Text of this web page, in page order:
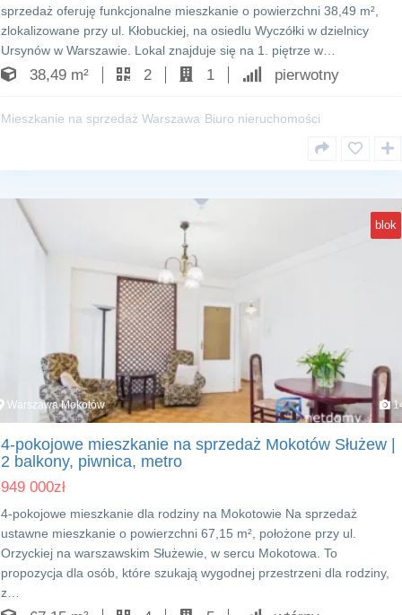
sprzedaż oferuję funkcjonalne mieszkanie o powierzchni 38,49 m²,
zlokalizowane przy ul. Kłobuckiej, na osiedlu Wyczółki w dzielnicy
Ursynów w Warszawie. Lokal znajduje się na 1. piętrze w…
38,49 m² 2 1 pierwotny
Mieszkanie na sprzedaż Warszawa Biuro nieruchomości
blok
Warszawa Mokotów
4-pokojowe mieszkanie na sprzedaż Mokotów Służew |
2 balkony, piwnica, metro
949 000zł
4-pokojowe mieszkanie dla rodziny na Mokotowie Na sprzedaż
ustawne mieszkanie o powierzchni 67,15 m², położone przy ul.
Orzyckiej na warszawskim Służewie, w sercu Mokotowa. To
propozycja dla osób, które szukają wygodnej przestrzeni dla rodziny,
z…